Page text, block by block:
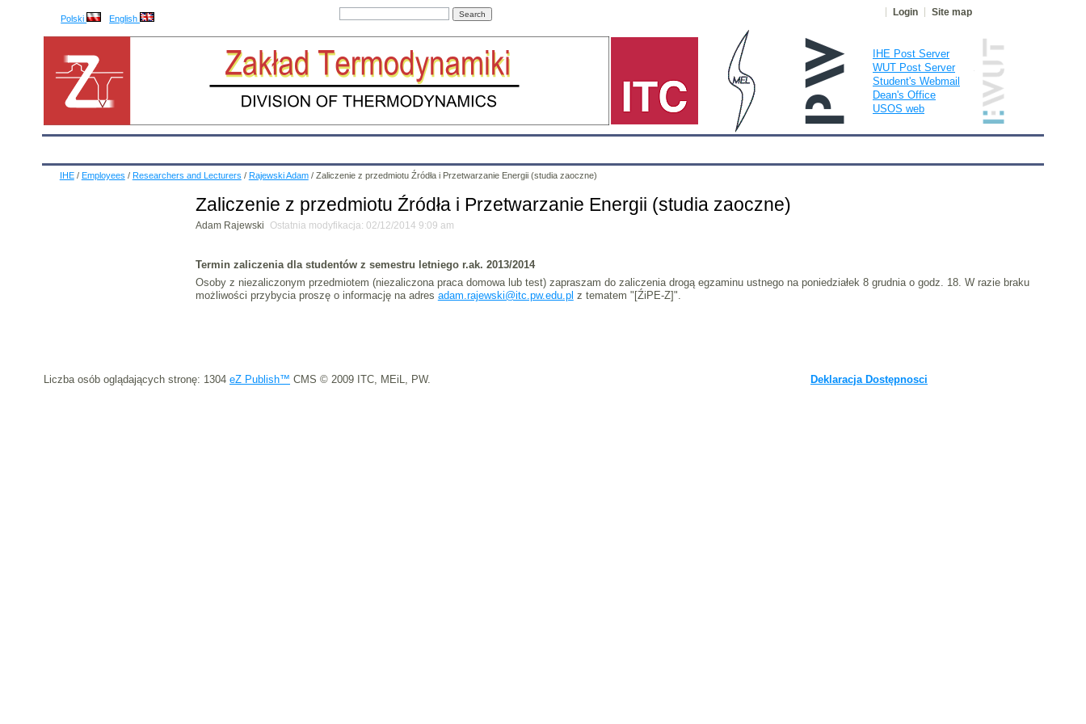
Polski English
Site map
Login
IHE Post Server
WUT Post Server
Student's Webmail
Dean's Office
USOS web
IHE / Employees / Researchers and Lecturers / Rajewski Adam / Zaliczenie z przedmiotu Źródła i Przetwarzanie Energii (studia zaoczne)
Zaliczenie z przedmiotu Źródła i Przetwarzanie Energii (studia zaoczne)
Adam Rajewski Ostatnia modyfikacja: 02/12/2014 9:09 am
Termin zaliczenia dla studentów z semestru letniego r.ak. 2013/2014
Osoby z niezaliczonym przedmiotem (niezaliczona praca domowa lub test) zapraszam do zaliczenia drogą egzaminu ustnego na poniedziałek 8 grudnia o godz. 18. W razie braku
możliwości przybycia proszę o informację na adres adam.rajewski@itc.pw.edu.pl z tematem "[ŹiPE-Z]".
Liczba osób oglądających stronę: 1304 eZ Publish™ CMS © 2009 ITC, MEiL, PW. Deklaracja Dostępnosci